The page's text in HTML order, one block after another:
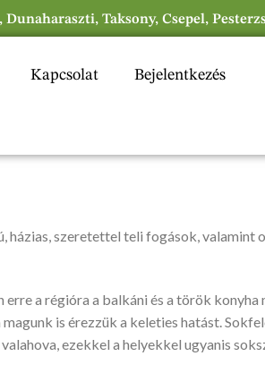
Taksony, Csepel,
Kapcsolat Bejelentkezés
szeretettel teli fogások, valamint
a régióra a balkáni és a török
is érezzük a keleties hatást.
ezekkel a helyekkel ugyanis